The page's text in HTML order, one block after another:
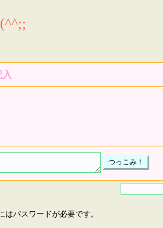
パスワードが必要です。